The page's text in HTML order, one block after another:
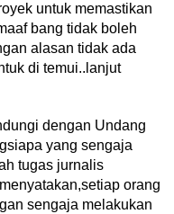
untuk memastikan
bang tidak boleh
alasan tidak ada
di temui..lanjut
dengan Undang
yang sengaja
tugas jurnalis
orang
sengaja melakukan